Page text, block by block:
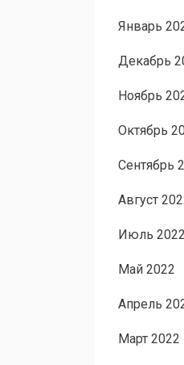
Январь
Декабрь
Ноябрь
Октябрь
Сентябрь
Август
Июль 2022
Май 2022
Апрель
Март 2022